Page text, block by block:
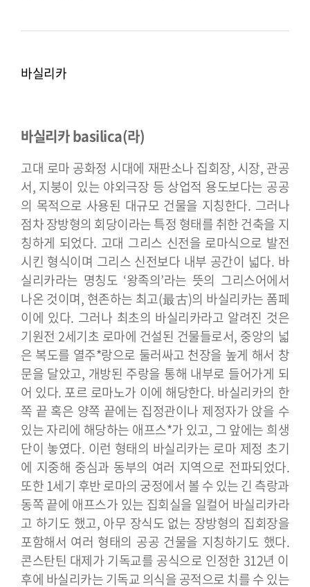
바실리카
바실리카 basilica(라)
고대 로마 공화정 시대에 재판소나 집회장, 시장, 관공
서, 지붕이 있는 야외극장 등 상업적 용도보다는 공공
의 목적으로 사용된 대규모 건물을 지칭한다. 그러나
점차 장방형의 회당이라는 특정 형태를 취한 건축을 지
칭하게 되었다. 고대 그리스 신전을 로마식으로 발전
시킨 형식이며 그리스 신전보다 내부 공간이 넓다. 바
실리카라는 명칭도 ‘왕족의’라는 뜻의 그리스어에서
나온 것이며, 현존하는 최고(最古)의 바실리카는 폼페
이에 있다. 그러나 최초의 바실리카라고 알려진 것은
기원전 2세기초 로마에 건설된 건물들로서, 중앙의 넓
은 복도를 열주*랑으로 둘러싸고 천장을 높게 해서 창
문을 달았고, 개방된 주랑을 통해 내부로 들어가게 되
어 있다. 포르 로마노가 이에 해당한다. 바실리카의 한
쪽 끝 혹은 양쪽 끝에는 집정관이나 제정자가 앉을 수
있는 자리에 해당하는 애프스*가 있고, 그 앞에는 희생
단이 놓였다. 이런 형태의 바실리카는 로마 제정 초기
에 지중해 중심과 동부의 여러 지역으로 전파되었다.
또한 1세기 후반 로마의 궁정에서 볼 수 있는 긴 측랑과
동쪽 끝에 애프스가 있는 집회실을 일컬어 바실리카라
고 하기도 했고, 아무 장식도 없는 장방형의 집회장을
포함해서 여러 형태의 공공 건물을 지칭하기도 했다.
콘스탄틴 대제가 기독교를 공식으로 인정한 312년 이
후에 바실리카는 기독교 의식을 공적으로 치를 수 있는